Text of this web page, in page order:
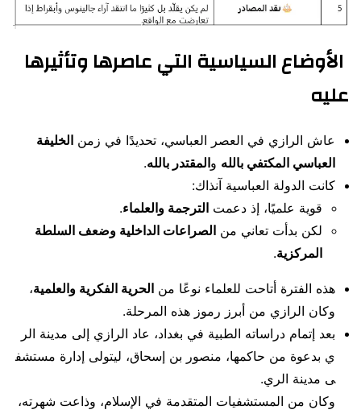
الأوضاع السياسية التي عاصرها وتأثيرها
عليه
عاش الرازي في العصر العباسي، تحديدًا في زمن الخليفة
العباسي المكتفي بالله والمقتدر بالله.
كانت الدولة العباسية آنذاك:
قوية علميًا، إذ دعمت الترجمة والعلماء.
لكن بدأت تعاني من الصراعات الداخلية وضعف السلطة
المركزية.
هذه الفترة أتاحت للعلماء نوعًا من الحرية الفكرية والعلمية،
وكان الرازي من أبرز رموز هذه المرحلة.
بعد إتمام دراساته الطبية في بغداد، عاد الرازي إلى مدينة الر
ي بدعوة من حاكمها، منصور بن إسحاق، ليتولى إدارة مستشف
ى مدينة الري.
وكان من المستشفيات المتقدمة في الإسلام، وذاعت شهرته،